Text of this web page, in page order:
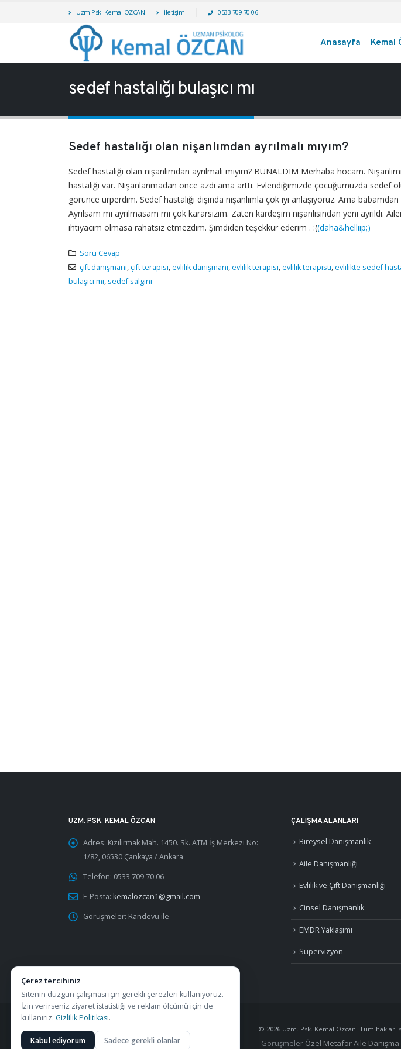
Uzm.Psk. Kemal ÖZCAN İletişim 0533 709 70 06
Anasayfa Kemal
sedef hastalığı bulaşıcı mı
Sedef hastalığı olan nişanlımdan ayrılmalı mıyım?
Sedef hastalığı olan nişanlımdan ayrılmalı mıyım? BUNALDIM Merhaba hocam.
hastalığı var. Nişanlanmadan önce azdı ama arttı. Evlendiğimizde çocuğumuzda sedef
görünce ürperdim. Sedef hastalığı dışında nişanlımla çok iyi anlaşıyoruz. Ama
Ayrılsam mı ayrılmasam mı çok kararsızım. Zaten kardeşim nişanlısından yeni ayrıldı.
ihtiyacım olmasa rahatsız etmezdim. Şimdiden teşekkür ederim . :((daha&helliip;)
Soru Cevap
çift danışmanı,çift terapisi,evlilik danışmanı,evlilik terapisi,evlilik terapisti,evlilikte sedef
bulaşıcı mı, sedef salgını
UZM. PSK. KEMAL ÖZCAN
Adres: Kızılırmak Mah. 1450. Sk. ATM İş Merkezi No:
1/82, 06530 Çankaya / Ankara
Telefon: 0533 709 70 06
E-Posta: kemalozcan1@gmail.com
Görüşmeler: Randevu ile
ÇALIŞMA ALANLARI
Bireysel Danışmanlık
Aile Danışmanlığı
Evlilik ve Çift Danışmanlığı
Cinsel Danışmanlık
EMDR Yaklaşımı
Süpervizyon
© 2026Uzm. Psk. Kemal Özcan. Tüm hakları
Görüşmeler Özel Metafor Aile
Çerez tercihiniz
Sitenin düzgün çalışması için gerekli çerezleri kullanıyoruz.
İzin verirseniz ziyaret istatistiği ve reklam ölçümü için de
kullanırız. Gizlilik Politikası.
Kabul ediyorum Sadece gerekli olanlar